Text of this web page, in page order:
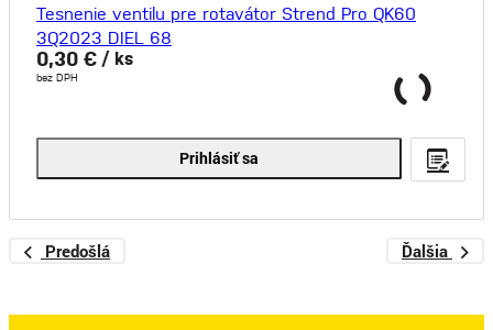
Tesnenie ventilu pre rotavátor Strend Pro QK60
3Q2023 DIEL 68
0,30 € / ks
bez DPH
Prihlásiť sa
Predošlá Ďalšia